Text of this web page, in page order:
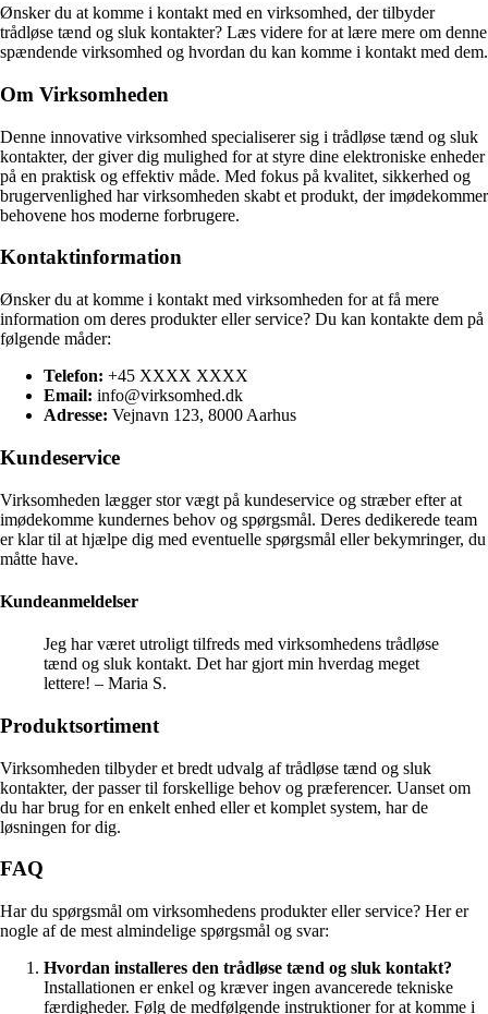
Ønsker du at komme i kontakt med en virksomhed, der tilbyder
trådløse tænd og sluk kontakter? Læs videre for at lære mere om denne
spændende virksomhed og hvordan du kan komme i kontakt med dem.
Om Virksomheden
Denne innovative virksomhed specialiserer sig i trådløse tænd og sluk
kontakter, der giver dig mulighed for at styre dine elektroniske enheder
på en praktisk og effektiv måde. Med fokus på kvalitet, sikkerhed og
brugervenlighed har virksomheden skabt et produkt, der imødekommer
behovene hos moderne forbrugere.
Kontaktinformation
Ønsker du at komme i kontakt med virksomheden for at få mere
information om deres produkter eller service? Du kan kontakte dem på
følgende måder:
Telefon: +45 XXXX XXXX
Email: info@virksomhed.dk
Adresse: Vejnavn 123, 8000 Aarhus
Kundeservice
Virksomheden lægger stor vægt på kundeservice og stræber efter at
imødekomme kundernes behov og spørgsmål. Deres dedikerede team
er klar til at hjælpe dig med eventuelle spørgsmål eller bekymringer, du
måtte have.
Kundeanmeldelser
Jeg har været utroligt tilfreds med virksomhedens trådløse
tænd og sluk kontakt. Det har gjort min hverdag meget
lettere! – Maria S.
Produktsortiment
Virksomheden tilbyder et bredt udvalg af trådløse tænd og sluk
kontakter, der passer til forskellige behov og præferencer. Uanset om
du har brug for en enkelt enhed eller et komplet system, har de
løsningen for dig.
FAQ
Har du spørgsmål om virksomhedens produkter eller service? Her er
nogle af de mest almindelige spørgsmål og svar:
Hvordan installeres den trådløse tænd og sluk kontakt?
Installationen er enkel og kræver ingen avancerede tekniske
færdigheder. Følg de medfølgende instruktioner for at komme i